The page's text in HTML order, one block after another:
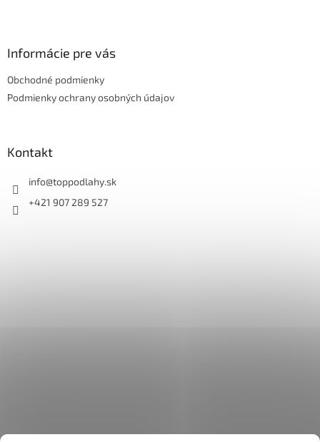
Informácie pre vás
Obchodné podmienky
Podmienky ochrany osobných údajov
Kontakt
info@toppodlahy.sk
+421 907 289 527